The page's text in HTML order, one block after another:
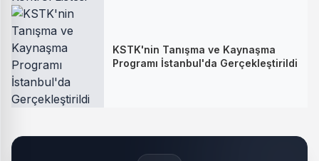
KSTK'nin Tanışma ve Kaynaşma
Programı İstanbul'da Gerçekleştirildi